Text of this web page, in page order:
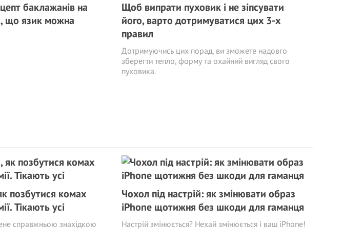
баклажанів на
що язик можна
Щоб випрати пуховик і не зіпсувати
його, варто дотримуватися цих 3-х
правил
Дотримуючись цих порад, ви зможете надовго
зберегти тепло, форму та охайний вигляд свого
пуховика.
позбутися комах
Тікають усі
справжньою знахідкою
Чохол під настрій: як змінювати образ
iPhone щотижня без шкоди для гаманця
Настрій змінюється? Нехай змінюється і ваш iPhone!